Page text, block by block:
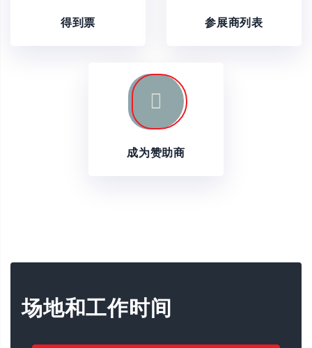
得到票 参展商列表
成为赞助商
场地和工作时间